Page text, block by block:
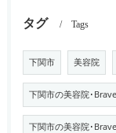
タグ Tags
下関市 美容院
下関市の美容院･
下関市の美容院･